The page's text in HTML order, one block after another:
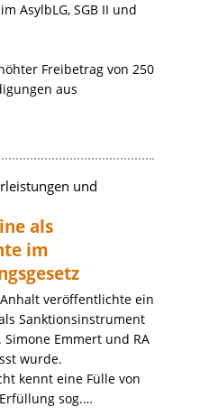
AsylbLG, SGB II und
Freibetrag von 250
aus
und
als
im
veröffentlichte ein
Sanktionsinstrument
Simone Emmert und RA
wurde.
kennt eine Fülle von
sog.…